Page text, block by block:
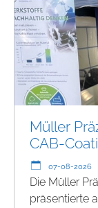
Müller
CAB-
07-08-2026
Die Müller
präsentierte